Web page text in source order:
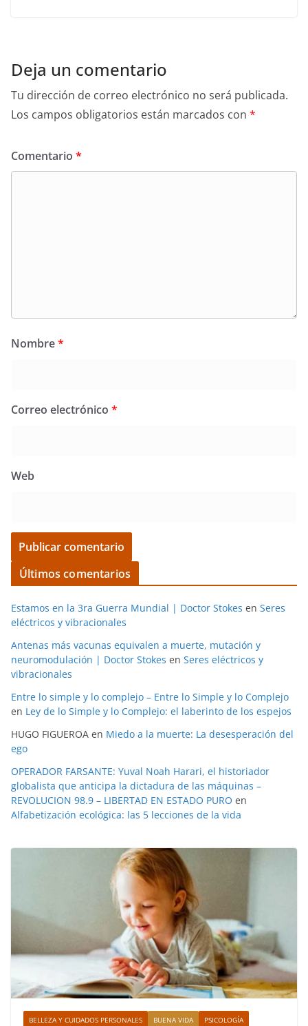
Deja un comentario
Tu dirección de correo electrónico no será publicada.
Los campos obligatorios están marcados con *
Comentario *
Nombre*
Correo electrónico *
Web
Últimos comentarios
Estamos en la 3ra Guerra Mundial | Doctor Stokes en Seres
eléctricos y vibracionales
Antenas más vacunas equivalen a muerte, mutación y
neuromodulación | Doctor Stokes en Seres eléctricos y
vibracionales
Entre lo simple y lo complejo – Entre lo Simple y lo Complejo
en Ley de lo Simple y lo Complejo: el laberinto de los espejos
HUGO FIGUEROA en Miedo a la muerte: La desesperación del
ego
OPERADOR FARSANTE: Yuval Noah Harari, el historiador
globalista que anticipa la dictadura de las máquinas –
REVOLUCION 98.9 – LIBERTAD EN ESTADO PURO en
Alfabetización ecológica: las 5 lecciones de la vida
BELLEZA Y CUIDADOS PERSONALES BUENA VIDA PSICOLOGÍA